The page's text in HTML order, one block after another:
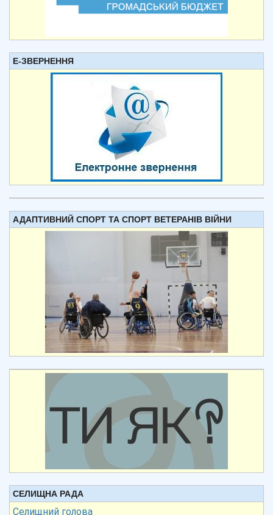
Е-ЗВЕРНЕННЯ
АДАПТИВНИЙ СПОРТ ТА СПОРТ ВЕТЕРАНІВ ВІЙНИ
СЕЛИЩНА РАДА
Селищний голова